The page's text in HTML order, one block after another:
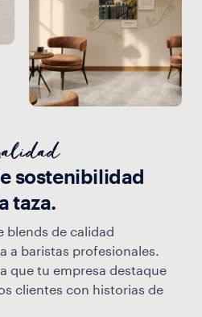
sostenibilidad
taza.
blends de calidad
a baristas profesionales.
que tu empresa destaque
clientes con historias de